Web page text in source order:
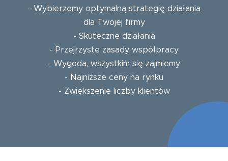
- Wybierzemy optymalną strategię działania
dla Twojej firmy
- Skuteczne działania
- Przejrzyste zasady współpracy
- Wygoda, wszystkim się zajmiemy
- Najniższe ceny na rynku
- Zwiększenie liczby klientów